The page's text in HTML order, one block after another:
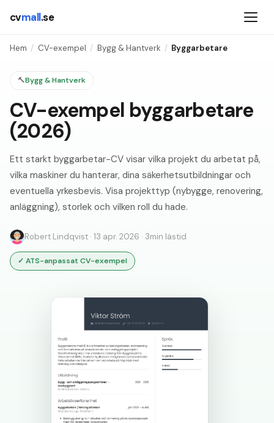
cvmall.se
Hem / CV-exempel / Bygg & Hantverk / Byggarbetare
🔨Bygg & Hantverk
CV-exempel byggarbetare
(2026)
Ett starkt byggarbetar-CV visar vilka projekt du arbetat på,
vilka maskiner du hanterar, dina säkerhetsutbildningar och
eventuella yrkesbevis. Visa projekttyp (nybygge, renovering,
anläggning), storlek och vilken roll du hade.
Robert Lindqvist · 13 apr. 2026 · 3min lästid
✓ ATS-anpassat CV-exempel